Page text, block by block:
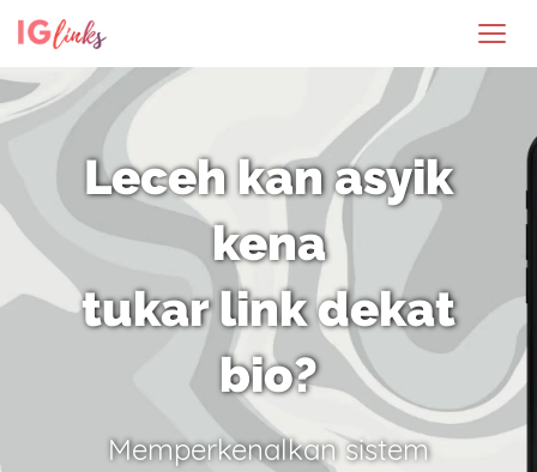
Leceh kan asyik
kena
tukar link dekat
bio?
Memperkenalkan sistem